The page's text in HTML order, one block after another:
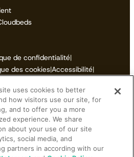
de confidentialité|
des cookies|Accessibilité|
informations personnelles
réservés.
uses cookies to better
how visitors use our site, for
and to offer you a more
experience. We share
about your use of our site
social media, and
partners in according with our